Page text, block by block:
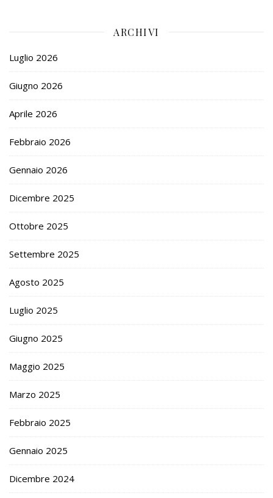
ARCHIVI
Luglio 2026
Giugno 2026
Aprile 2026
Febbraio 2026
Gennaio 2026
Dicembre 2025
Ottobre 2025
Settembre 2025
Agosto 2025
Luglio 2025
Giugno 2025
Maggio 2025
Marzo 2025
Febbraio 2025
Gennaio 2025
Dicembre 2024